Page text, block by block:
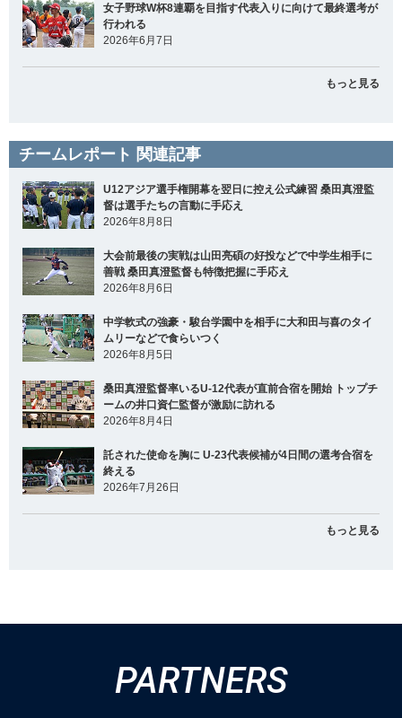
女子野球W杯8連覇を目指す代表入りに向けて最終選考が
行われる
2026年6月7日
もっと見る
チームレポート 関連記事
U12アジア選手権開幕を翌日に控え公式練習 桑田真澄監
督は選手たちの言動に手応え
2026年8月8日
大会前最後の実戦は山田亮碩の好投などで中学生相手に
善戦 桑田真澄監督も特徴把握に手応え
2026年8月6日
中学軟式の強豪・駿台学園中を相手に大和田与喜のタイ
ムリーなどで食らいつく
2026年8月5日
桑田真澄監督率いるU-12代表が直前合宿を開始 トップチ
ームの井口資仁監督が激励に訪れる
2026年8月4日
託された使命を胸に U-23代表候補が4日間の選考合宿を
終える
2026年7月26日
もっと見る
PARTNERS